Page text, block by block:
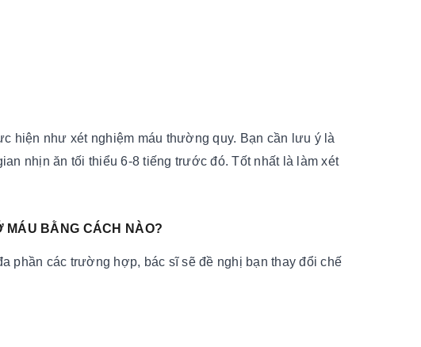
hiện như xét nghiệm máu thường quy. Bạn cần lưu ý là
nhịn ăn tối thiểu 6-8 tiếng trước đó. Tốt nhất là làm xét
MÁU BẰNG CÁCH NÀO?
phần các trường hợp, bác sĩ sẽ đề nghị bạn thay đổi chế